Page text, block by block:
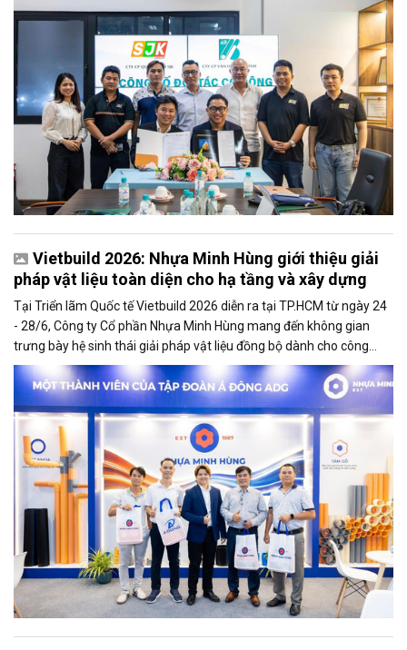
Vietbuild 2026: Nhựa Minh Hùng giới thiệu giải
pháp vật liệu toàn diện cho hạ tầng và xây dựng
Tại Triển lãm Quốc tế Vietbuild 2026 diễn ra tại TP.HCM từ ngày 24
- 28/6, Công ty Cổ phần Nhựa Minh Hùng mang đến không gian
trưng bày hệ sinh thái giải pháp vật liệu đồng bộ dành cho công
trình hạ tầng và xây dựng. Sự kiện thu hút đông đảo khách tham
quan, các nhà thầu, chủ đầu tư và chuyên gia trong ngành.